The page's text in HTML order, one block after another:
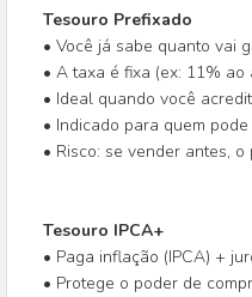
Tesouro Prefixado
• Você já sabe quanto vai
• A taxa é fixa (ex: 11% ao
• Ideal quando você
• Indicado para quem
• Risco: se vender antes,
Tesouro IPCA+
• Paga inflação (IPCA) +
• Protege o poder de